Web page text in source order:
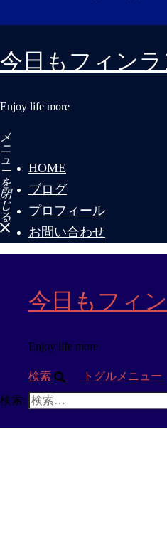
今日もフィン
Enjoy life more
メ
ニ
ュ
ー
を
閉
じ
る
HOME
ブログ
プロフィール
お問い合わせ
今日もフィ
Enjoy life more
検索
トグルメニュー
検索: